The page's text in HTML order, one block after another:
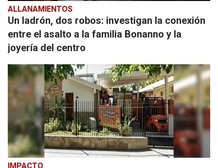
ALLANAMIENTOS
Un ladrón, dos robos: investigan la conexión
entre el asalto a la familia Bonanno y la
joyería del centro
IMPACTO